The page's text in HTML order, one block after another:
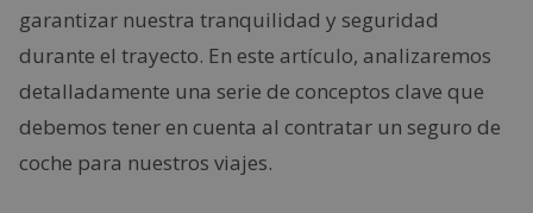
garantizar nuestra tranquilidad y seguridad
durante el trayecto. En este artículo, analizaremos
detalladamente una serie de conceptos clave que
debemos tener en cuenta al contratar un seguro de
coche para nuestros viajes.